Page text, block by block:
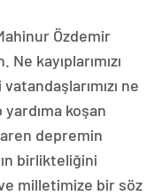
Özdemir
kayıplarımızı
ne
yardıma koşan
depremin
birlikteliğini
milletimize bir söz